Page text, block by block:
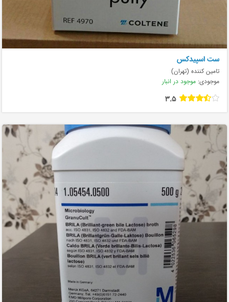
ست اسپیدکس
تامین کننده (تهران)
موجودی: موجود در انبار
3.5